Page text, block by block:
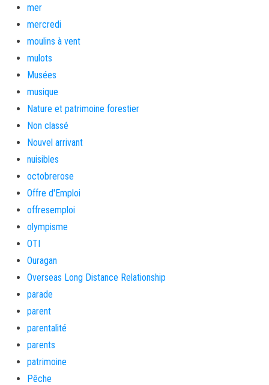
mer
mercredi
moulins à vent
mulots
Musées
musique
Nature et patrimoine forestier
Non classé
Nouvel arrivant
nuisibles
octobrerose
Offre d'Emploi
offresemploi
olympisme
OTI
Ouragan
Overseas Long Distance Relationship
parade
parent
parentalité
parents
patrimoine
Pêche